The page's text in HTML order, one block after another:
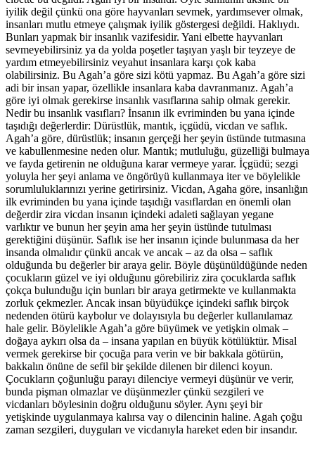
iyilik değil çünkü ona göre hayvanları sevmek, yardımsever olmak,
insanları mutlu etmeye çalışmak iyilik göstergesi değildi. Haklıydı.
Bunları yapmak bir insanlık vazifesidir. Yani elbette hayvanları
sevmeyebilirsiniz ya da yolda poşetler taşıyan yaşlı bir teyzeye de
yardım etmeyebilirsiniz veyahut insanlara karşı çok kaba
olabilirsiniz. Bu Agah’a göre sizi kötü yapmaz. Bu Agah’a göre sizi
adi bir insan yapar, özellikle insanlara kaba davranmanız. Agah’a
göre iyi olmak gerekirse insanlık vasıflarına sahip olmak gerekir.
Nedir bu insanlık vasıfları? İnsanın ilk evriminden bu yana içinde
taşıdığı değerlerdir: Dürüstlük, mantık, içgüdü, vicdan ve saflık.
Agah’a göre, dürüstlük; insanın gerçeği her şeyin üstünde tutmasına
ve kabullenmesine neden olur. Mantık; mutluluğu, güzelliği bulmaya
ve fayda getirenin ne olduğuna karar vermeye yarar. İçgüdü; sezgi
yoluyla her şeyi anlama ve öngörüyü kullanmaya iter ve böylelikle
sorumluluklarınızı yerine getirirsiniz. Vicdan, Agaha göre, insanlığın
ilk evriminden bu yana içinde taşıdığı vasıflardan en önemli olan
değerdir zira vicdan insanın içindeki adaleti sağlayan yegane
varlıktır ve bunun her şeyin ama her şeyin üstünde tutulması
gerektiğini düşünür. Saflık ise her insanın içinde bulunmasa da her
insanda olmalıdır çünkü ancak ve ancak – az da olsa – saflık
olduğunda bu değerler bir araya gelir. Böyle düşünüldüğünde neden
çocukların güzel ve iyi olduğunu görebiliriz zira çocuklarda saflık
çokça bulunduğu için bunları bir araya getirmekte ve kullanmakta
zorluk çekmezler. Ancak insan büyüdükçe içindeki saflık birçok
nedenden ötürü kaybolur ve dolayısıyla bu değerler kullanılamaz
hale gelir. Böylelikle Agah’a göre büyümek ve yetişkin olmak –
doğaya aykırı olsa da – insana yapılan en büyük kötülüktür. Misal
vermek gerekirse bir çocuğa para verin ve bir bakkala götürün,
bakkalın önüne de sefil bir şekilde dilenen bir dilenci koyun.
Çocukların çoğunluğu parayı dilenciye vermeyi düşünür ve verir,
bunda pişman olmazlar ve düşünmezler çünkü sezgileri ve
vicdanları böylesinin doğru olduğunu söyler. Aynı şeyi bir
yetişkinde uygulanmaya kalırsa vay o dilencinin haline. Agah çoğu
zaman sezgileri, duyguları ve vicdanıyla hareket eden bir insandır.